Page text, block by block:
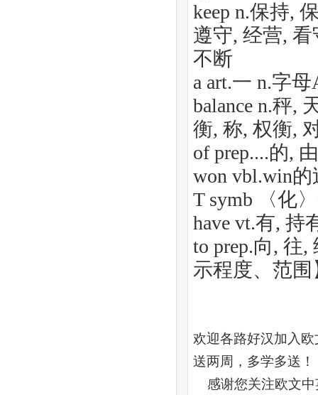
keep n.保持,
遵守, 经营,
不断
a art.一 n.字母
balance n.秤,
衡, 称, 权衡,
of prep....的,
won vbl.win
T symb 〈化
have vt.有, 持
to prep.向, 往
示程度、范围
欢迎各路好汉加入
送两周，多学多送
感谢您关注欧文中